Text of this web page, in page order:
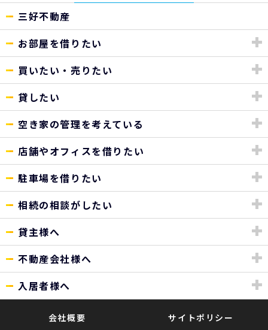
三好不動産
お部屋を借りたい
買いたい・売りたい
貸したい
空き家の管理を考えている
店舗やオフィスを借りたい
駐車場を借りたい
相続の相談がしたい
貸主様へ
不動産会社様へ
入居者様へ
会社概要 サイトポリシー